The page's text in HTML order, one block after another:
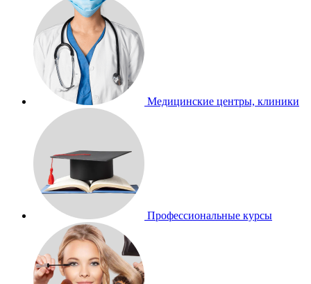
Медицинские центры, клиники
Профессиональные курсы